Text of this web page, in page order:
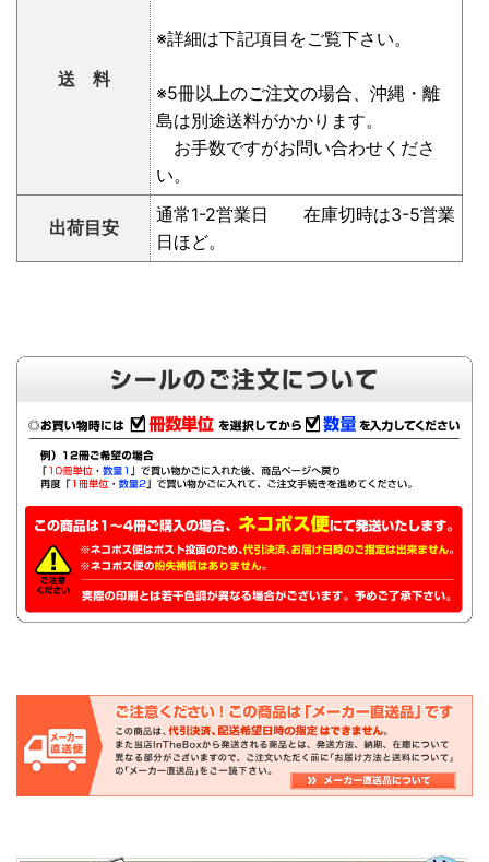
送 料
※詳細は下記項目をご覧下さい。
※5冊以上のご注文の場合、沖縄・離
島は別途送料がかかります。
お手数ですがお問い合わせくださ
い。
出荷目安
通常1-2営業日 在庫切時は3-5営業
日ほど。